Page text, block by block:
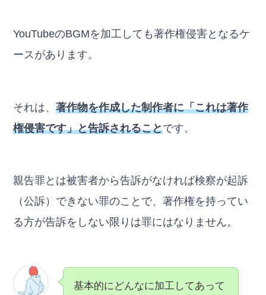
YouTubeのBGMを加工しても著作権侵害となるケ
ースがあります。
それは、著作物を作成した制作者に「これは著作
権侵害です」と告訴されることです。
親告罪とは被害者から告訴がなければ検察が起訴
（公訴）できない罪のことで、著作権を持ってい
る方が告訴をしない限りは罪にはなりません。
基本的にどんなに加工してあって